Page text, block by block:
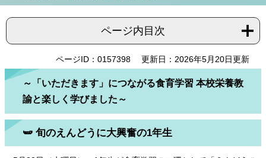
ページ内目次
ページID：0157398 更新日：2026年5月20日更新
～「いただきます」につながる食育学習 本校栄養教
諭と楽しく学びました～
🫛 旬のえんどうに大興奮の1年生